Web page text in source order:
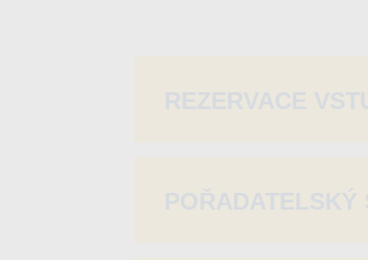
REZERVACE
POŘADATELSKÝ